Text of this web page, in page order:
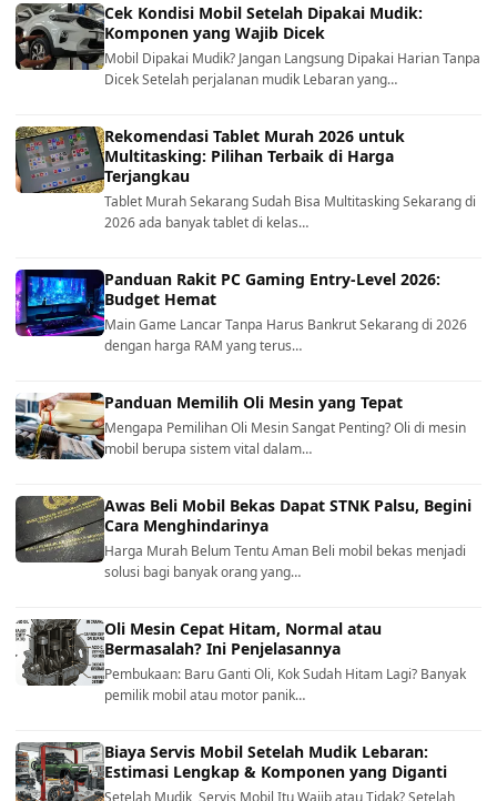
Cek Kondisi Mobil Setelah Dipakai Mudik:
Komponen yang Wajib Dicek
Mobil Dipakai Mudik? Jangan Langsung Dipakai Harian Tanpa
Dicek Setelah perjalanan mudik Lebaran yang…
Rekomendasi Tablet Murah 2026 untuk
Multitasking: Pilihan Terbaik di Harga
Terjangkau
Tablet Murah Sekarang Sudah Bisa Multitasking Sekarang di
2026 ada banyak tablet di kelas…
Panduan Rakit PC Gaming Entry-Level 2026:
Budget Hemat
Main Game Lancar Tanpa Harus Bankrut Sekarang di 2026
dengan harga RAM yang terus…
Panduan Memilih Oli Mesin yang Tepat
Mengapa Pemilihan Oli Mesin Sangat Penting? Oli di mesin
mobil berupa sistem vital dalam…
Awas Beli Mobil Bekas Dapat STNK Palsu, Begini
Cara Menghindarinya
Harga Murah Belum Tentu Aman Beli mobil bekas menjadi
solusi bagi banyak orang yang…
Oli Mesin Cepat Hitam, Normal atau
Bermasalah? Ini Penjelasannya
Pembukaan: Baru Ganti Oli, Kok Sudah Hitam Lagi? Banyak
pemilik mobil atau motor panik…
Biaya Servis Mobil Setelah Mudik Lebaran:
Estimasi Lengkap & Komponen yang Diganti
Setelah Mudik, Servis Mobil Itu Wajib atau Tidak? Setelah